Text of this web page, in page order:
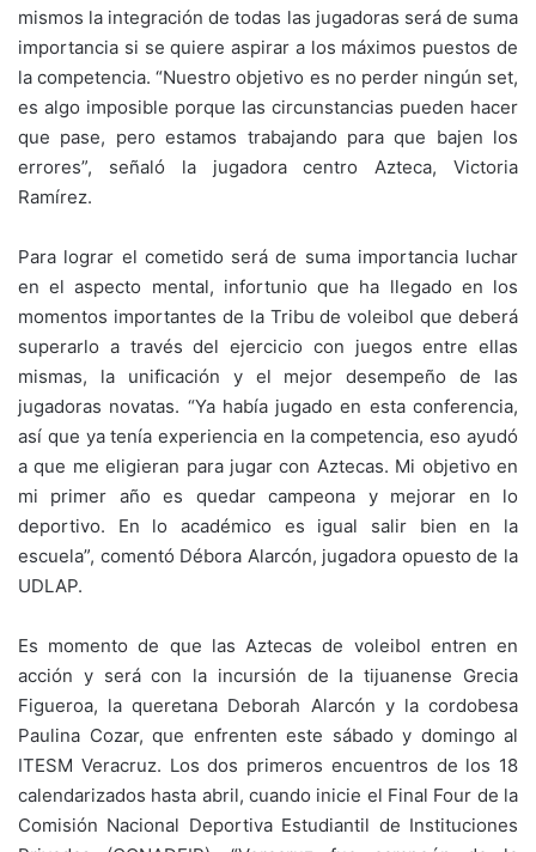
mismos la integración de todas las jugadoras será de suma
importancia si se quiere aspirar a los máximos puestos de
la competencia. “Nuestro objetivo es no perder ningún set,
es algo imposible porque las circunstancias pueden hacer
que pase, pero estamos trabajando para que bajen los
errores”, señaló la jugadora centro Azteca, Victoria
Ramírez.
Para lograr el cometido será de suma importancia luchar
en el aspecto mental, infortunio que ha llegado en los
momentos importantes de la Tribu de voleibol que deberá
superarlo a través del ejercicio con juegos entre ellas
mismas, la unificación y el mejor desempeño de las
jugadoras novatas. “Ya había jugado en esta conferencia,
así que ya tenía experiencia en la competencia, eso ayudó
a que me eligieran para jugar con Aztecas. Mi objetivo en
mi primer año es quedar campeona y mejorar en lo
deportivo. En lo académico es igual salir bien en la
escuela”, comentó Débora Alarcón, jugadora opuesto de la
UDLAP.
Es momento de que las Aztecas de voleibol entren en
acción y será con la incursión de la tijuanense Grecia
Figueroa, la queretana Deborah Alarcón y la cordobesa
Paulina Cozar, que enfrenten este sábado y domingo al
ITESM Veracruz. Los dos primeros encuentros de los 18
calendarizados hasta abril, cuando inicie el Final Four de la
Comisión Nacional Deportiva Estudiantil de Instituciones